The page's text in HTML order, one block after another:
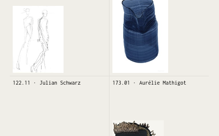
122.11 Julian Schwarz 173.01 Aurélie Mathigot